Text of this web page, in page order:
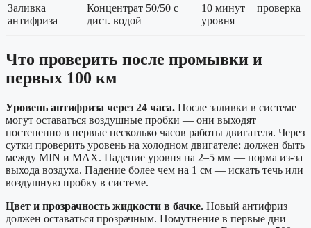
Заливка
антифриза
Концентрат 50/50 с
дист. водой
10 минут + проверка
уровня
Что проверить после промывки и
первых 100 км
Уровень антифриза через 24 часа. После заливки в системе
могут оставаться воздушные пробки — они выходят
постепенно в первые несколько часов работы двигателя. Через
сутки проверить уровень на холодном двигателе: должен быть
между MIN и MAX. Падение уровня на 2–5 мм — норма из-за
выхода воздуха. Падение более чем на 1 см — искать течь или
воздушную пробку в системе.
Цвет и прозрачность жидкости в бачке. Новый антифриз
должен оставаться прозрачным. Помутнение в первые дни —